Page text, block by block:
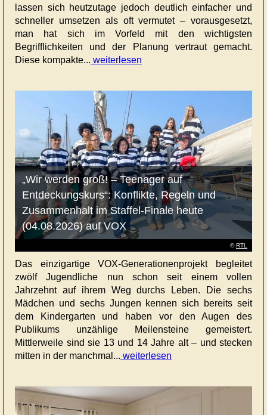
lassen sich heutzutage jedoch deutlich einfacher und
schneller umsetzen als oft vermutet – vorausgesetzt,
man hat sich im Vorfeld mit den wichtigsten
Begrifflichkeiten und der Planung vertraut gemacht.
Diese kompakte... weiterlesen
©RTL
„Wir werden groß! – Teenager auf
Entdeckungskurs“: Konflikte, Regeln und
Zusammenhalt im Staffel-Finale heute
(04.08.2026) auf VOX
Das einzigartige VOX-Generationenprojekt begleitet
zwölf Jugendliche nun schon seit einem vollen
Jahrzehnt auf ihrem Weg durchs Leben. Die sechs
Mädchen und sechs Jungen kennen sich bereits seit
dem Kindergarten und haben vor den Augen des
Publikums unzählige Meilensteine gemeistert.
Mittlerweile sind sie 13 und 14 Jahre alt – und stecken
mitten in der manchmal... weiterlesen